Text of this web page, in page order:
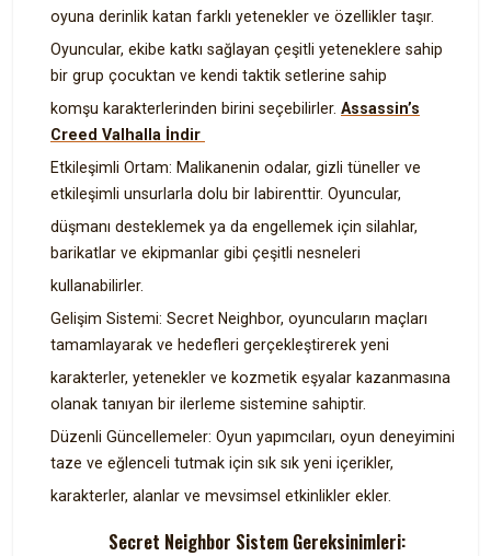
oyuna derinlik katan farklı yetenekler ve özellikler taşır.
Oyuncular, ekibe katkı sağlayan çeşitli yeteneklere sahip
bir grup çocuktan ve kendi taktik setlerine sahip
komşu karakterlerinden birini seçebilirler. Assassin’s
Creed Valhalla İndir
Etkileşimli Ortam: Malikanenin odalar, gizli tüneller ve
etkileşimli unsurlarla dolu bir labirenttir. Oyuncular,
düşmanı desteklemek ya da engellemek için silahlar,
barikatlar ve ekipmanlar gibi çeşitli nesneleri
kullanabilirler.
Gelişim Sistemi: Secret Neighbor, oyuncuların maçları
tamamlayarak ve hedefleri gerçekleştirerek yeni
karakterler, yetenekler ve kozmetik eşyalar kazanmasına
olanak tanıyan bir ilerleme sistemine sahiptir.
Düzenli Güncellemeler: Oyun yapımcıları, oyun deneyimini
taze ve eğlenceli tutmak için sık sık yeni içerikler,
karakterler, alanlar ve mevsimsel etkinlikler ekler.
Secret Neighbor Sistem Gereksinimleri: